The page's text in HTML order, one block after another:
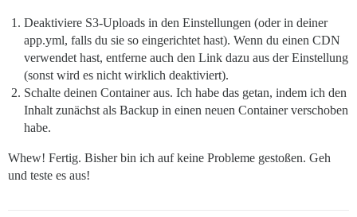
Deaktiviere S3-Uploads in den Einstellungen (oder in deiner
app.yml, falls du sie so eingerichtet hast). Wenn du einen CDN
verwendet hast, entferne auch den Link dazu aus der Einstellung
(sonst wird es nicht wirklich deaktiviert).
Schalte deinen Container aus. Ich habe das getan, indem ich den
Inhalt zunächst als Backup in einen neuen Container verschoben
habe.
Whew! Fertig. Bisher bin ich auf keine Probleme gestoßen. Geh
und teste es aus!